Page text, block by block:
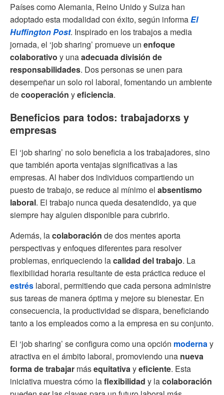
Países como Alemania, Reino Unido y Suiza han
adoptado esta modalidad con éxito, según informaEl
Huffington Post. Inspirado en los trabajos a media
jornada, el ‘job sharing’ promueve un enfoque
colaborativo y unaadecuada división de
responsabilidades. Dos personas se unen para
desempeñar un solo rol laboral, fomentando un ambiente
decooperación yeficiencia.
Beneficios para todos: trabajadorxs y
empresas
El ‘job sharing’ no solo beneficia a los trabajadores, sino
que también aporta ventajas significativas a las
empresas. Al haber dos individuos compartiendo un
puesto de trabajo, se reduce al mínimo el absentismo
laboral. El trabajo nunca queda desatendido, ya que
siempre hay alguien disponible para cubrirlo.
Además, lacolaboración de dos mentes aporta
perspectivas y enfoques diferentes para resolver
problemas, enriqueciendo lacalidad del trabajo. La
flexibilidad horaria resultante de esta práctica reduce el
estrés laboral, permitiendo que cada persona administre
sus tareas de manera óptima y mejore su bienestar. En
consecuencia, la productividad se dispara, beneficiando
tanto a los empleados como a la empresa en su conjunto.
El ‘job sharing’ se configura como una opción modernay
atractiva en el ámbito laboral, promoviendo una nueva
forma de trabajar másequitativayeficiente. Esta
iniciativa muestra cómo laflexibilidad y lacolaboración